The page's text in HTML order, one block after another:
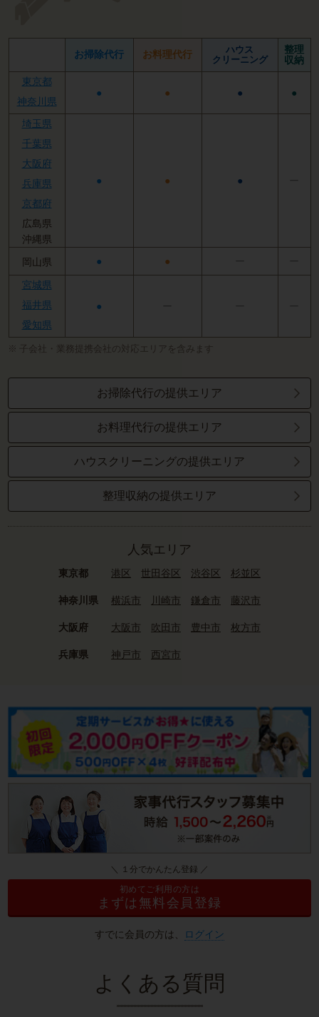
お掃除代行 お料理代行
ハウス
クリーニング
整理
収納
東京都
神奈川県
● ● ● ●
埼玉県
千葉県
大阪府
兵庫県
京都府
広島県
沖縄県
● ● ●
岡山県 ● ●
宮城県
福井県
愛知県
●
子会社・業務提携会社の対応エリアを含みます
お掃除代行の提供エリア
お料理代行の提供エリア
ハウスクリーニングの提供エリア
整理収納の提供エリア
人気エリア
東京都 港区 世田谷区 渋谷区 杉並区
神奈川県 横浜市 川崎市 鎌倉市 藤沢市
大阪府 大阪市 吹田市 豊中市 枚方市
兵庫県 神戸市 西宮市
＼ １分でかんたん登録 ／
初めてご利用の方は
まずは無料会員登録
すでに会員の方は、 ログイン
よくある質問